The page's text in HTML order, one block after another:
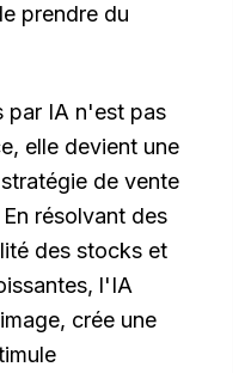
prendre du
par IA n'est pas
elle devient une
de vente
résolvant des
des stocks et
l'IA
crée une